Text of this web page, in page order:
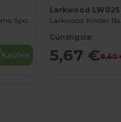
PRIME Hochfunktionelles Thermo Sport-Shirt mit Kompressionseigenschaften
Kaufen
Larkwood LW025
Günstigste:
5,67 €8,60